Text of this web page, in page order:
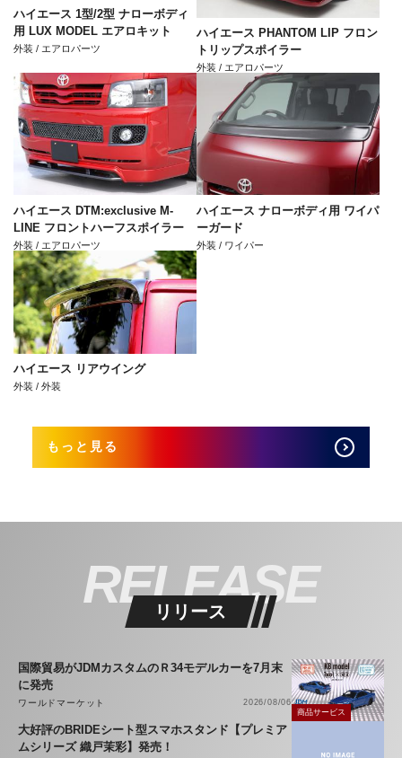
ハイエース 1型/2型 ナローボディ
用 LUX MODEL エアロキット
外装 / エアロパーツ
ハイエース PHANTOM LIP フロン
トリップスポイラー
外装 / エアロパーツ
ハイエース DTM:exclusive M-
LINE フロントハーフスポイラー
外装 / エアロパーツ
ハイエース ナローボディ用 ワイパ
ーガード
外装 / ワイパー
ハイエース リアウイング
外装 / 外装
もっと見る
RELEASE
リリース
国際貿易がJDMカスタムのＲ34モデルカーを7月末
に発売
ワールドマーケット
2026/08/06
商品サービス
大好評のBRIDEシート型スマホスタンド【プレミア
ムシリーズ 織戸茉彩】発売！